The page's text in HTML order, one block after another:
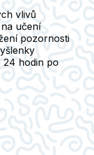
vlivů
učení
pozornosti
24 hodin po